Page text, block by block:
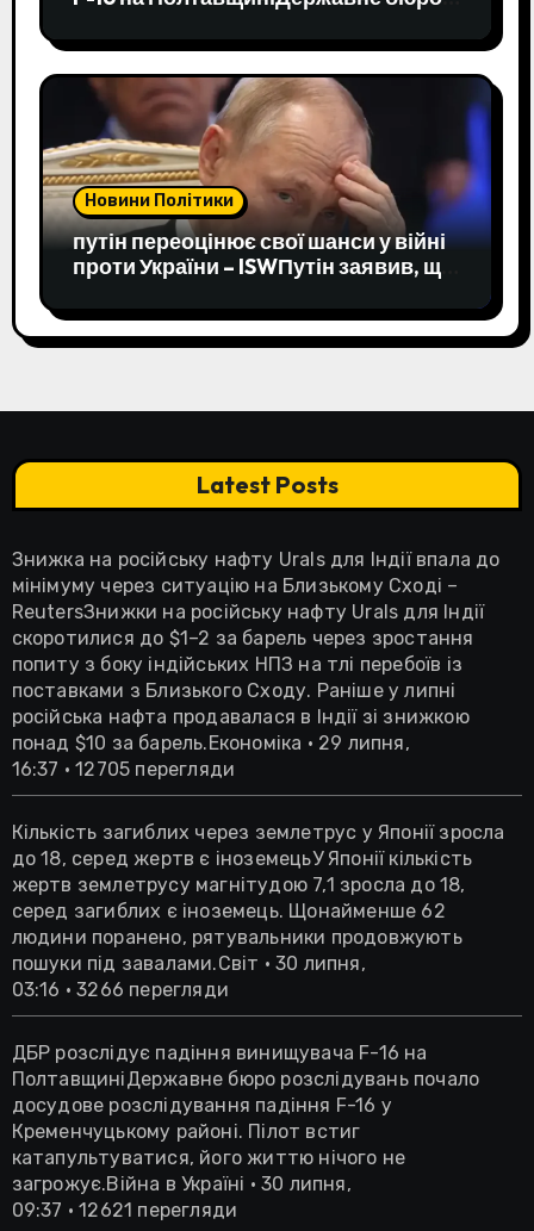
розслідування падіння F-16 у
Кременчуцькому районі. Пілот встиг
катапультуватися, його життю
нічого не загрожує.Війна в Україні •
30 липня, 09:37 • 12621 перегляди
Новини Політики
путін переоцінює свої шанси у війні
проти України – ISWПутін заявив, що
джерел, включаючи блогерів.
Мілблогери продовжують
фронті.Війна в Україні • 29 липня,
Latest Posts
Знижка на російську нафту Urals для Індії впала до
мінімуму через ситуацію на Близькому Сході –
ReutersЗнижки на російську нафту Urals для Індії
скоротилися до $1–2 за барель через зростання
попиту з боку індійських НПЗ на тлі перебоїв із
поставками з Близького Сходу. Раніше у липні
російська нафта продавалася в Індії зі знижкою
понад $10 за барель.Економіка • 29 липня,
16:37 • 12705 перегляди
Кількість загиблих через землетрус у Японії зросла
до 18, серед жертв є іноземецьУ Японії кількість
жертв землетрусу магнітудою 7,1 зросла до 18,
серед загиблих є іноземець. Щонайменше 62
людини поранено, рятувальники продовжують
пошуки під завалами.Світ • 30 липня,
03:16 • 3266 перегляди
ДБР розслідує падіння винищувача F-16 на
ПолтавщиніДержавне бюро розслідувань почало
досудове розслідування падіння F-16 у
Кременчуцькому районі. Пілот встиг
катапультуватися, його життю нічого не
загрожує.Війна в Україні • 30 липня,
09:37 • 12621 перегляди